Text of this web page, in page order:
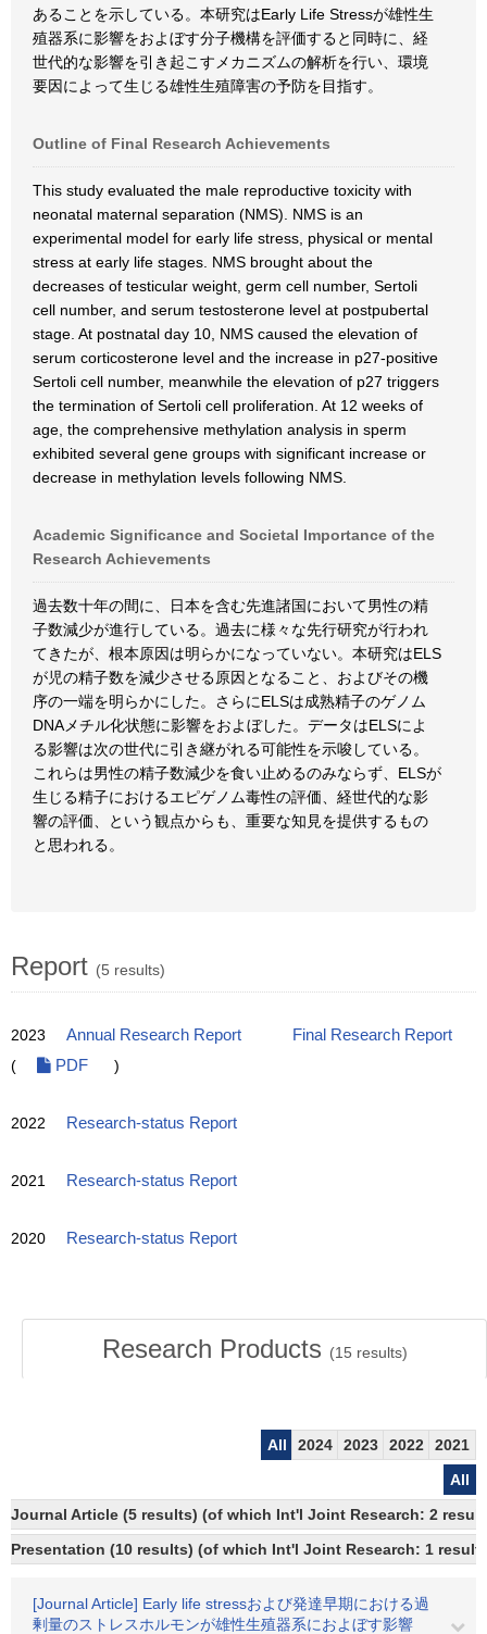
あることを示している。本研究はEarly Life Stressが雄性生
殖器系に影響をおよぼす分子機構を評価すると同時に、経
世代的な影響を引き起こすメカニズムの解析を行い、環境
要因によって生じる雄性生殖障害の予防を目指す。
Outline of Final Research Achievements
This study evaluated the male reproductive toxicity with
neonatal maternal separation (NMS). NMS is an
experimental model for early life stress, physical or mental
stress at early life stages. NMS brought about the
decreases of testicular weight, germ cell number, Sertoli
cell number, and serum testosterone level at postpubertal
stage. At postnatal day 10, NMS caused the elevation of
serum corticosterone level and the increase in p27-positive
Sertoli cell number, meanwhile the elevation of p27 triggers
the termination of Sertoli cell proliferation. At 12 weeks of
age, the comprehensive methylation analysis in sperm
exhibited several gene groups with significant increase or
decrease in methylation levels following NMS.
Academic Significance and Societal Importance of the
Research Achievements
過去数十年の間に、日本を含む先進諸国において男性の精
子数減少が進行している。過去に様々な先行研究が行われ
てきたが、根本原因は明らかになっていない。本研究はELS
が児の精子数を減少させる原因となること、およびその機
序の一端を明らかにした。さらにELSは成熟精子のゲノム
DNAメチル化状態に影響をおよぼした。データはELSによ
る影響は次の世代に引き継がれる可能性を示唆している。
これらは男性の精子数減少を食い止めるのみならず、ELSが
生じる精子におけるエピゲノム毒性の評価、経世代的な影
響の評価、という観点からも、重要な知見を提供するもの
と思われる。
Report (5 results)
2023 Annual Research Report
Final Research Report
(
PDF )
2022 Research-status Report
2021 Research-status Report
2020 Research-status Report
Research Products (15 results)
All 2024 2023 2022
2021
All
Journal Article (5 results) (of which Int'l Joint Research: 2
Presentation (10 results) (of which Int'l Joint Research: 1
[Journal Article] Early life stressおよび発達早期における過
剰量のストレスホルモンが雄性生殖器系におよぼす影響